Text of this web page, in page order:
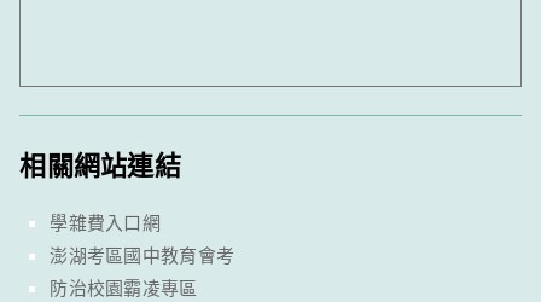
相關網站連結
學雜費入口網
澎湖考區國中教育會考
防治校園霸凌專區